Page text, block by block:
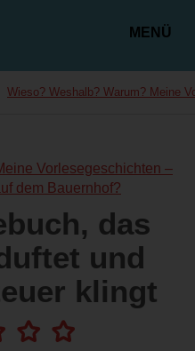
MENÜ
Wieso? Weshalb? Warum? Meine
Vorlesegeschichten –
dem Bauernhof?
das
und
klingt